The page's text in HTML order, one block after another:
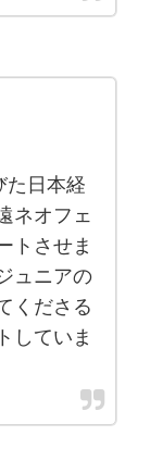
た日本経
ネオフェ
トさせま
ュニアの
くださる
していま